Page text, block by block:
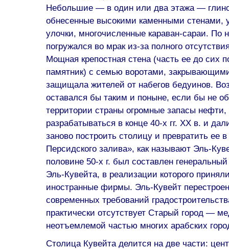
Небольшие — в один или два этажа —
обнесенные высокими каменными стенами,
улочки, многочисленные караван-сараи. По
погружался во мрак из-за полного
Мощная крепостная стена (часть ее до сих
памятник) с семью воротами,
защищала жителей от набегов бедуинов.
оставался бы таким и поныне, если бы не
территории страны огромные запасы нефти,
разрабатываться в конце 40-х гг. XX в. и
заново построить столицу и превратить ее
Персидского залива», как называют Эль-
половине 50-х г. был составлен
Эль-Кувейта, в реализации которого
иностранные фирмы. Эль-Кувейт
современных требований
практически отсутствует Старый город —
неотъемлемой частью многих арабских
Столица Кувейта делится на две части: